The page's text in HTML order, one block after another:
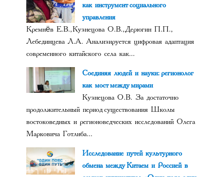
как инструмент социального
управления
Кремнёв Е.В., Кузнецова О.В., Дерюгин П.П.,
Лебединцева Л.А. Анализируется цифровая адаптация
современного китайского села как...
Соединяя людей и науки: регионолог
как мост между мирами
Кузнецова О.В. За достаточно
продолжительный период существования Школы
востоковедных и регионоведческих исследований Олега
Марковича Готлиба...
Исследование путей культурного
обмена между Китаем и Россией в